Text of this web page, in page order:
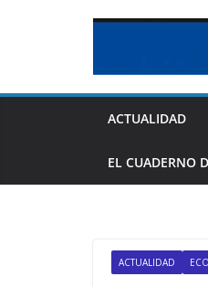
ACTUALIDAD
EL CUADERNO
ACTUALIDAD